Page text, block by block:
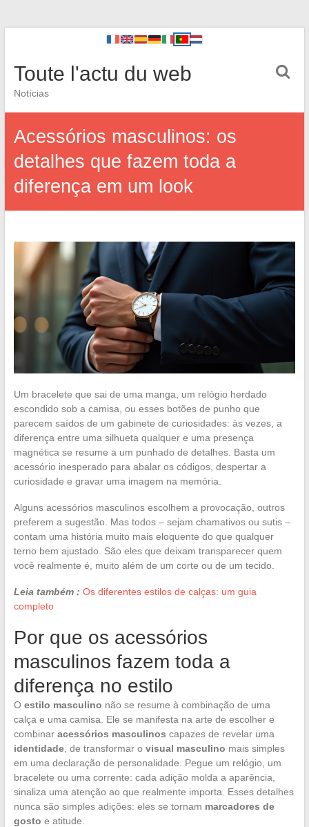
Toute l'actu du web
Notícias
Acessórios masculinos: os
detalhes que fazem toda a
diferença em um look
Um bracelete que sai de uma manga, um relógio herdado
escondido sob a camisa, ou esses botões de punho que
parecem saídos de um gabinete de curiosidades: às vezes, a
diferença entre uma silhueta qualquer e uma presença
magnética se resume a um punhado de detalhes. Basta um
acessório inesperado para abalar os códigos, despertar a
curiosidade e gravar uma imagem na memória.
Alguns acessórios masculinos escolhem a provocação, outros
preferem a sugestão. Mas todos – sejam chamativos ou sutis –
contam uma história muito mais eloquente do que qualquer
terno bem ajustado. São eles que deixam transparecer quem
você realmente é, muito além de um corte ou de um tecido.
Leia também : Os diferentes estilos de calças: um guia
completo
Por que os acessórios
masculinos fazem toda a
diferença no estilo
O estilo masculino não se resume à combinação de uma
calça e uma camisa. Ele se manifesta na arte de escolher e
combinar acessórios masculinos capazes de revelar uma
identidade, de transformar o visual masculino mais simples
em uma declaração de personalidade. Pegue um relógio, um
bracelete ou uma corrente: cada adição molda a aparência,
sinaliza uma atenção ao que realmente importa. Esses detalhes
nunca são simples adições: eles se tornam marcadores de
gosto e atitude.